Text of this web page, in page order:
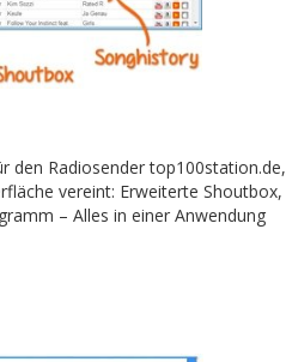
den Radiosender top100station.de,
vereint: Erweiterte Shoutbox,
– Alles in einer Anwendung